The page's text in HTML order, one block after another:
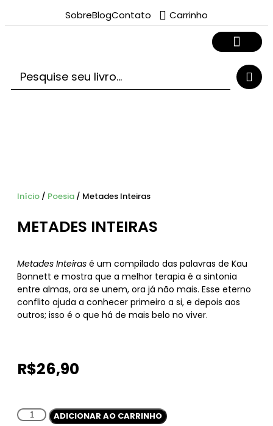
SobreBlogContato Carrinho
Início / Poesia / Metades Inteiras
METADES INTEIRAS
Metades Inteiras é um compilado das palavras de Kau
Bonnett e mostra que a melhor terapia é a sintonia
entre almas, ora se unem, ora já não mais. Esse eterno
conflito ajuda a conhecer primeiro a si, e depois aos
outros; isso é o que há de mais belo no viver.
R$26,90
ADICIONAR AO CARRINHO